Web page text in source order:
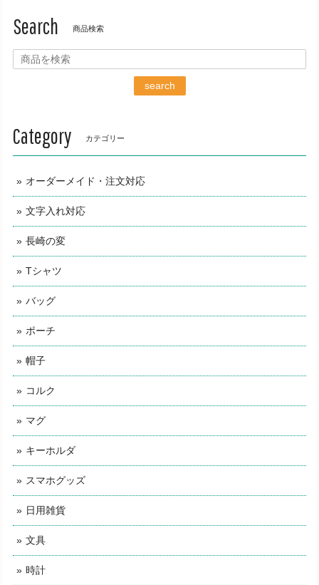
Search 商品検索
search
Category カテゴリー
オーダーメイド・注文対応
文字入れ対応
長崎の変
Tシャツ
バッグ
ポーチ
帽子
コルク
マグ
キーホルダ
スマホグッズ
日用雑貨
文具
時計